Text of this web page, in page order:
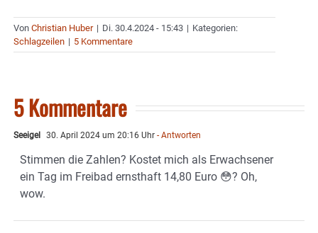
Von Christian Huber | Di. 30.4.2024 - 15:43 | Kategorien:
Schlagzeilen | 5 Kommentare
5 Kommentare
Seeigel 30. April 2024 um 20:16 Uhr - Antworten
Stimmen die Zahlen? Kostet mich als Erwachsener
ein Tag im Freibad ernsthaft 14,80 Euro 😳? Oh,
wow.